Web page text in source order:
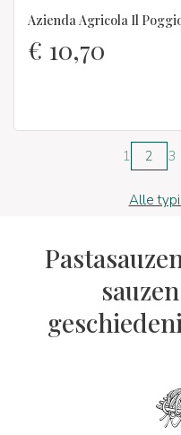
Azienda Agricola Il
€ 10,70
1 2 3
Alle